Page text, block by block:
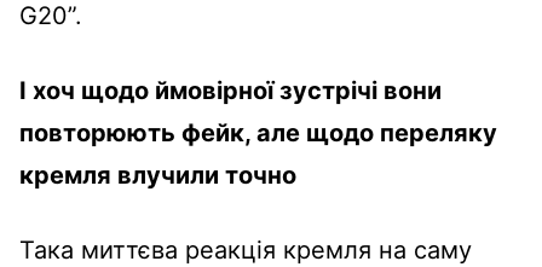
G20”.
І хоч щодо ймовірної зустрічі вони
повторюють фейк, але щодо переляку
кремля влучили точно
Така миттєва реакція кремля на саму